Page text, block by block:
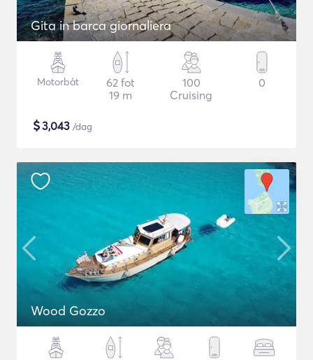
Gita in barca giornaliera
Motorbåt
62 fot
19 m
100
Cruising
0
$3,043 /dag
Wood Gozzo